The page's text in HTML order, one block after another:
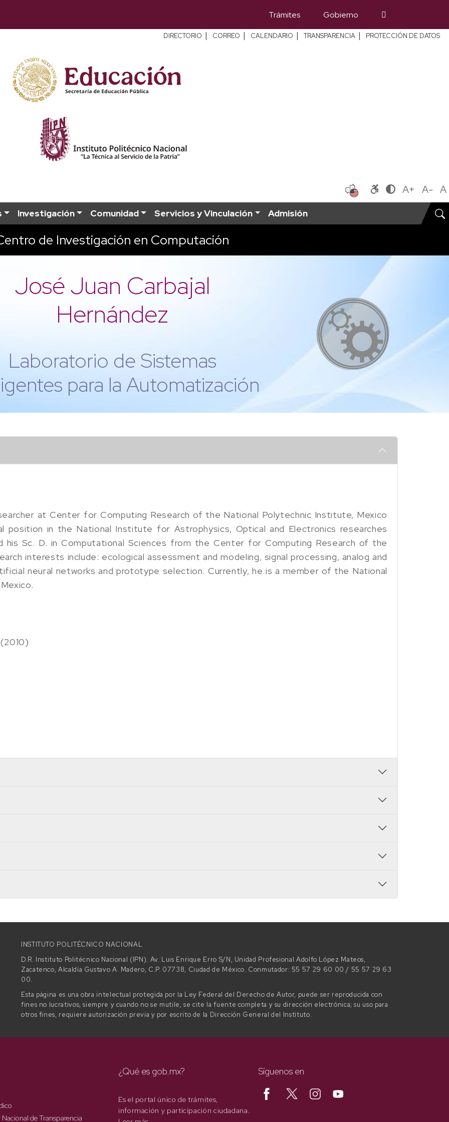
Trámites Gobierno
DIRECTORIO | CORREO | CALENDARIO | TRANSPARENCIA | PROTECCIÓN DE DATOS
A+ A- A
Investigación Comunidad Servicios y Vinculación Admisión
de Investigación en Computación
José Juan Carbajal
Hernández
Laboratorio de Sistemas
para la Automatización
at Center for Computing Research of the National Polytechnic Institute, Mexico
position in the National Institute for Astrophysics, Optical and Electronics researches
his Sc. D. in Computational Sciences from the Center for Computing Research of the
interests include: ecological assessment and modeling, signal processing, analog and
neural networks and prototype selection. Currently, he is a member of the National
INSTITUTO POLITÉCNICO NACIONAL
D.R. Instituto Politécnico Nacional (IPN). Av. Luis Enrique Erro S/N, Unidad Profesional Adolfo López Mateos,
Zacatenco, Alcaldía Gustavo A. Madero, C.P. 07738, Ciudad de México. Conmutador: 55 57 29 60 00 / 55 57 29 63
00.
Esta página es una obra intelectual protegida por la Ley Federal del Derecho de Autor, puede ser reproducida con
fines no lucrativos, siempre y cuando no se mutile, se cite la fuente completa y su dirección electrónica; su uso para
otros fines, requiere autorización previa y por escrito de la Dirección General del Instituto.
de Transparencia
¿Qué es gob.mx?
Es el portal único de trámites,
información y participación ciudadana.
Síguenos en